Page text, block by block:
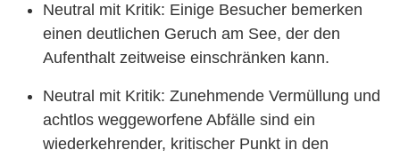
Neutral mit Kritik: Einige Besucher bemerken
einen deutlichen Geruch am See, der den
Aufenthalt zeitweise einschränken kann.
Neutral mit Kritik: Zunehmende Vermüllung und
achtlos weggeworfene Abfälle sind ein
wiederkehrender, kritischer Punkt in den